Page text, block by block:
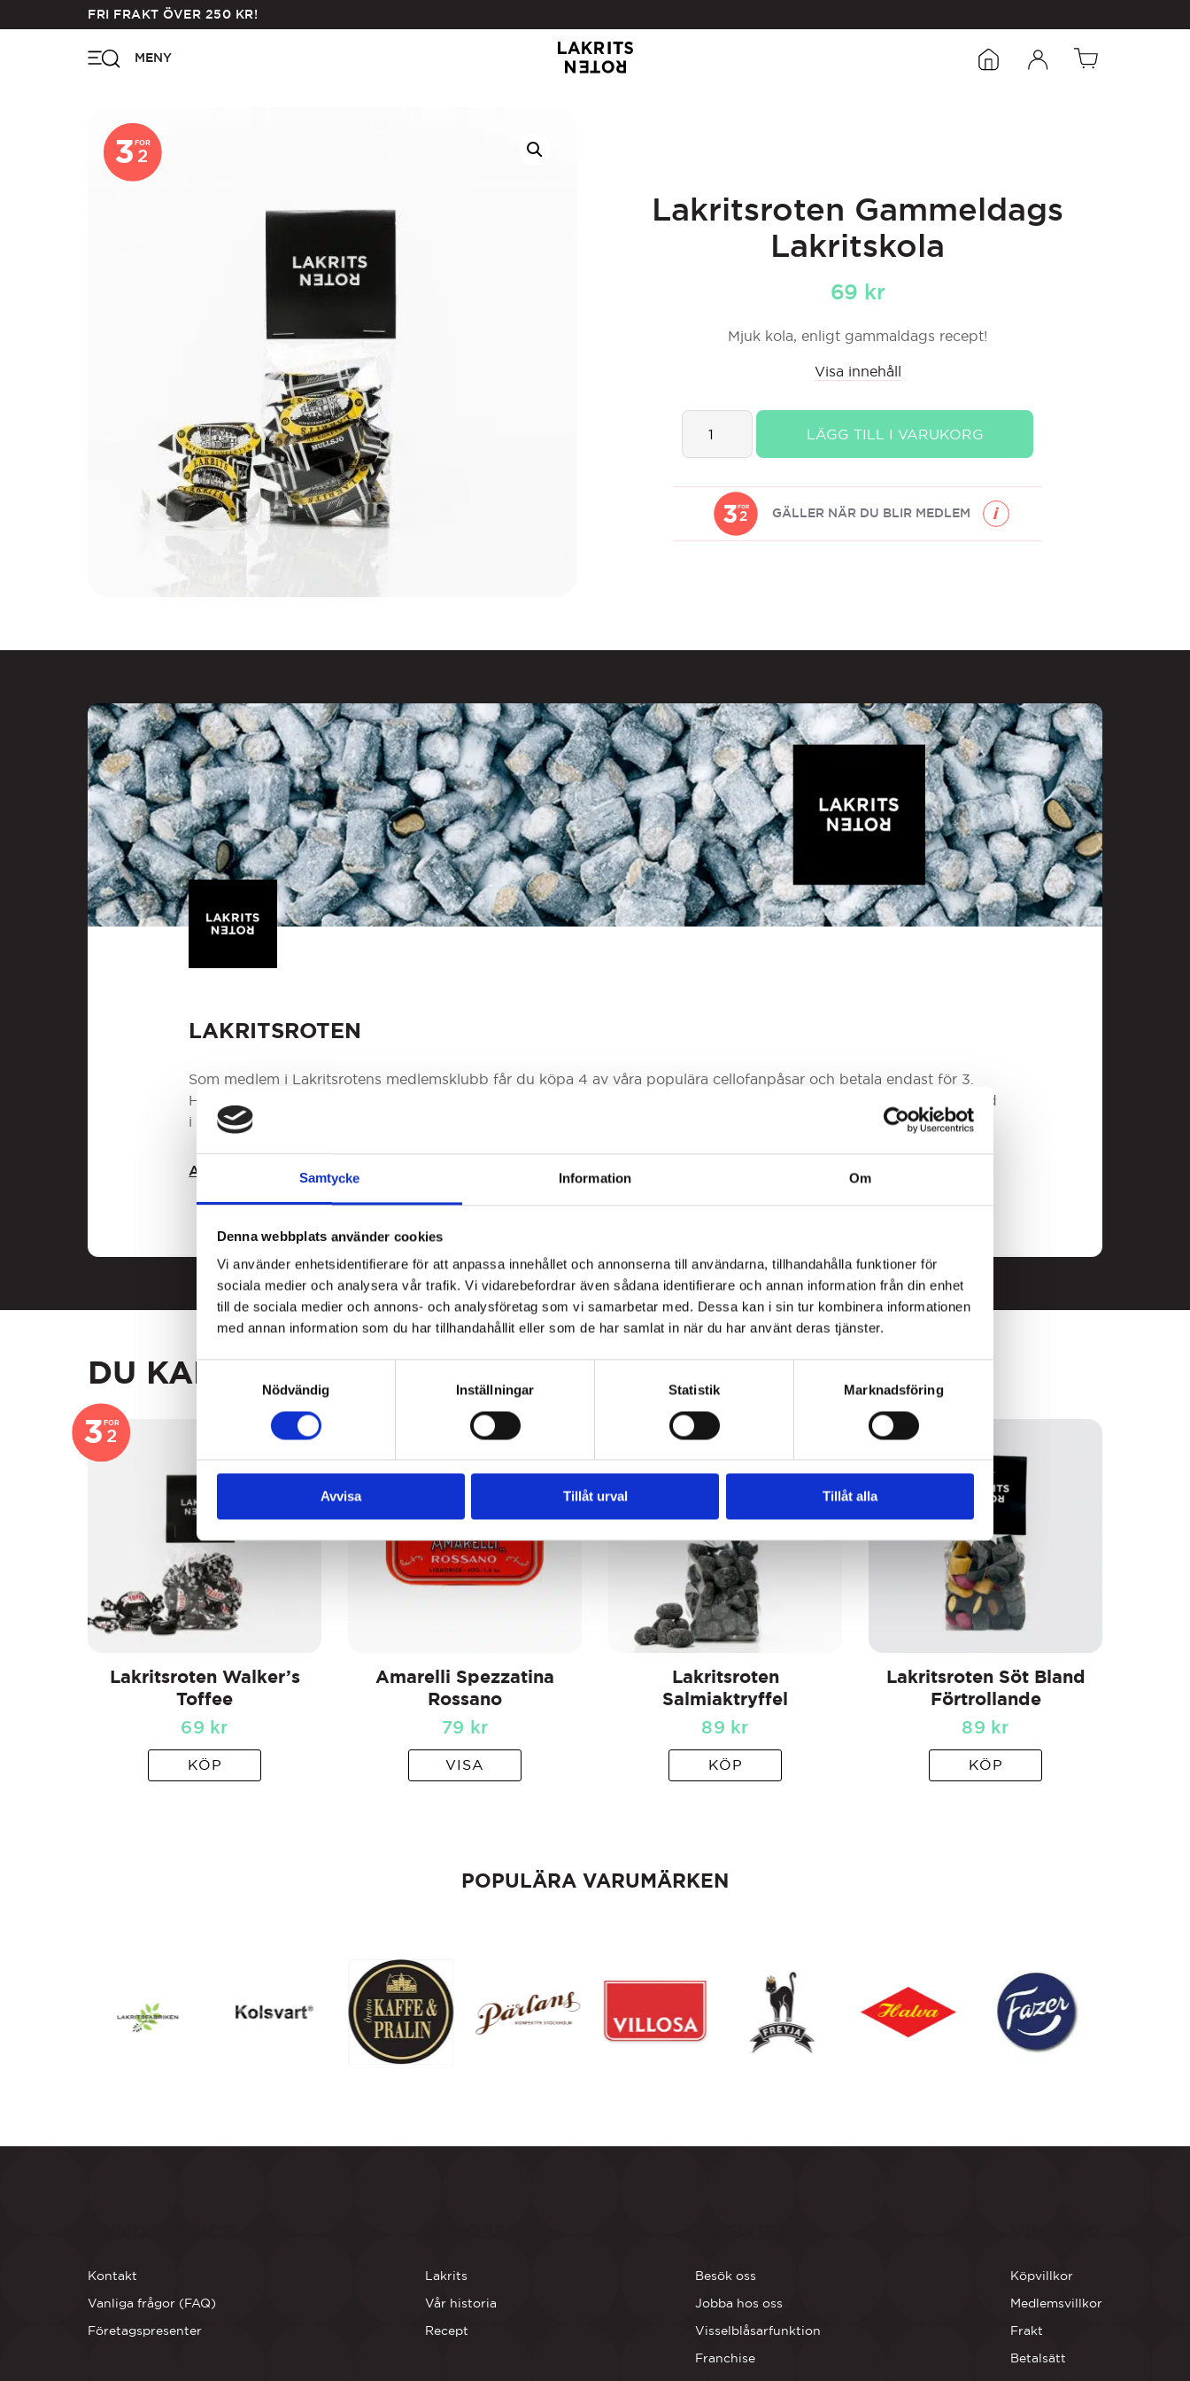
Samtycke Information Om
Denna webbplats använder cookies
Vi använder enhetsidentifierare för att anpassa innehållet och annonserna till användarna, tillhandahålla funktioner för
sociala medier och analysera vår trafik. Vi vidarebefordrar även sådana identifierare och annan information från din enhet
till de sociala medier och annons- och analysföretag som vi samarbetar med. Dessa kan i sin tur kombinera informationen
med annan information som du har tillhandahållit eller som de har samlat in när du har använt deras tjänster.
Nödvändig
Inställningar Statistik Marknadsföring
Avvisa Tillåt urval Tillåt alla
FRI FRAKT ÖVER 250 KR!
MENY
3FOR
2
Lakritsroten Gammeldags
Lakritskola
69 kr
Mjuk kola, enligt gammaldags recept!
Visa innehåll
Lakritsroten
Gammeldags
Lakritskola
quantity
LÄGG TILL I VARUKORG
3FOR
2 GÄLLER NÄR DU BLIR MEDLEM
LAKRITSROTEN
Som medlem i Lakritsrotens medlemsklubb får du köpa 4 av våra populära cellofanpåsar och betala endast för 3.
Här hittar du massor av smarrig lakrits från den saltaste saltlakritsen till mjuk sötlakrits, karameller och lakrits doppad
i choklad. Bara att välja och vraka! Du blir enkelt medlem i kassan samband med att du genomför ditt köp.
ALLT FRÅN LAKRITSROTEN
DU KANSKE GILLAR
3FOR
2
Lakritsroten Walker’s
Toffee
69 kr
KÖP
Amarelli Spezzatina
Rossano
79 kr
VISA
Lakritsroten
Salmiaktryffel
89 kr
KÖP
3 FOR
2
Lakritsroten Söt Bland
Förtrollande
89 kr
KÖP
POPULÄRA VARUMÄRKEN
Kontakt
Vanliga frågor (FAQ)
Företagspresenter
Lakrits
Vår historia
Recept
Besök oss
Jobba hos oss
Visselblåsarfunktion
Franchise
Köpvillkor
Medlemsvillkor
Frakt
Betalsätt